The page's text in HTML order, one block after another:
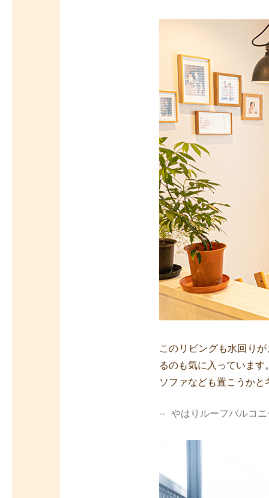
このリビングも水回り
るのも気に入っています
ソファなども置こうか
やはりルーフバルコ